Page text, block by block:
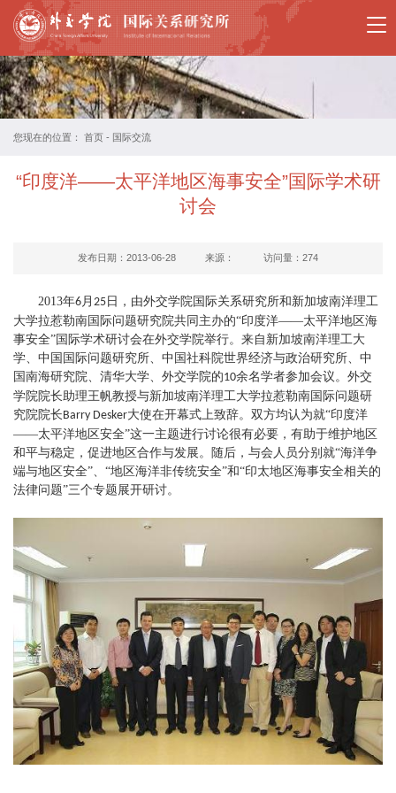
国
关
所
国
际
交
流
科
研
工
学
工
作
学
您现在的位置： 首页 - 国际交流
“印度洋——太平洋地区海事安全”国际学术研
讨会
发布日期：2013-06-28 来源： 访问量： 274
2013年6 月 25日，由外交学院国际关系研究所和新加坡南洋理工
大学拉惹勒南国际问题研究院共同主办的“印度洋——太平洋地区海
事安全”国际学术研讨会在外交学院举行。来自新加坡南洋理工大
学、中国国际问题研究所、中国社科院世界经济与政治研究所、中
国南海研究院、清华大学、外交学院的10余名学者参加会议。外交
学院院长助理王帆教授与新加坡南洋理工大学拉惹勒南国际问题研
究院院长Barry Desker大使在开幕式上致辞。双方均认为就“印度洋
——太平洋地区安全”这一主题进行讨论很有必要，有助于维护地区
和平与稳定，促进地区合作与发展。随后，与会人员分别就“海洋争
端与地区安全”、“地区海洋非传统安全”和“印太地区海事安全相关的
法律问题”三个专题展开研讨。